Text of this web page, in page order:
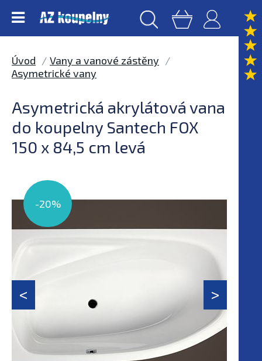
Úvod
Vany a vanové zástěny
Asymetrické vany
Asymetrická akrylátová vana
do koupelny Santech FOX
150 x 84,5 cm levá
-20%